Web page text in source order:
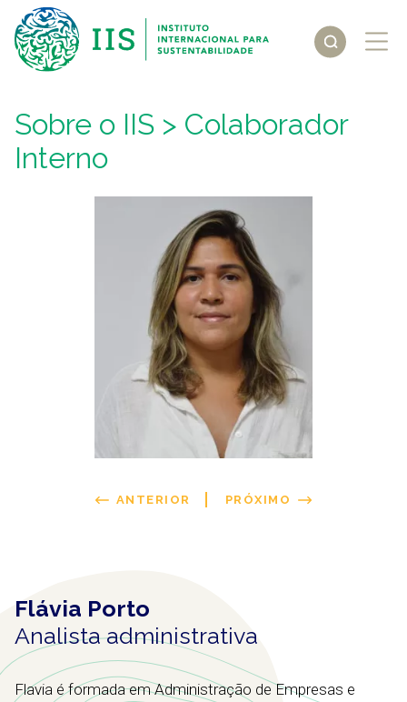
Sobre o IIS > Colaborador
Interno
ANTERIOR PRÓXIMO
Flávia Porto
Analista administrativa
Flavia é formada em Administração de Empresas e